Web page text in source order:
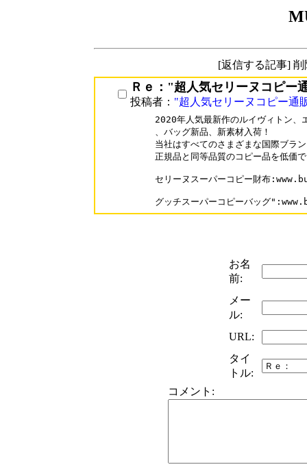
[返信する記事]
Ｒｅ："超人気セリーヌコピー
投稿者： "超人気セリーヌコピー通
2020年人気最新作のルイヴィトン、
、バッグ新品、新素材入荷！
当社はすべてのさまざまな国際ブラ
正規品と同等品質のコピー品を低価
セリーヌスーパーコピー財布
グッチスーパーコピーバッグ
お名
前:
メー
ル:
URL:
タイ
トル:
コメント: